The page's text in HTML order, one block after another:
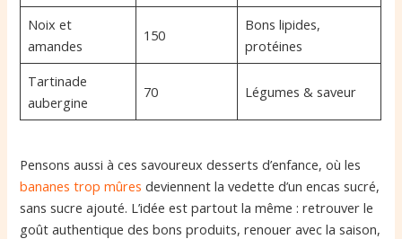
Noix et
amandes
150
Bons lipides,
protéines
Tartinade
aubergine
70 Légumes & saveur
Pensons aussi à ces savoureux desserts d’enfance, où les
bananes trop mûres deviennent la vedette d’un encas sucré,
sans sucre ajouté. L’idée est partout la même : retrouver le
goût authentique des bons produits, renouer avec la saison,